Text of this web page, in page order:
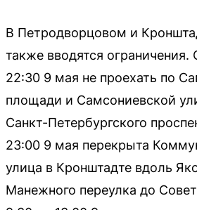
В Петродворцовом и
также вводятся
22:30 9 мая не проехать по
площади и Самсониевской
Санкт-Петербургского
23:00 9 мая перекрыта
улица в Кронштадте вдоль
Манежного переулка до